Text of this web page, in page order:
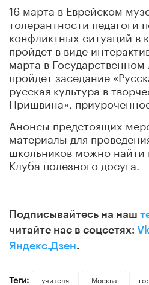
16 марта в Еврейском
толерантности педагоги
конфликтных ситуаций в
пройдет в виде
марта в
пройдет заседание
русская культура в
Пришвина»,
Анонсы предстоящих
материалы для
школьников можно найти
Клуба полезного досуга.
Подписывайтесь на наш
читайте нас в соцсетях: Vk
Яндекс.Дзен.
Теги: учителя Москва